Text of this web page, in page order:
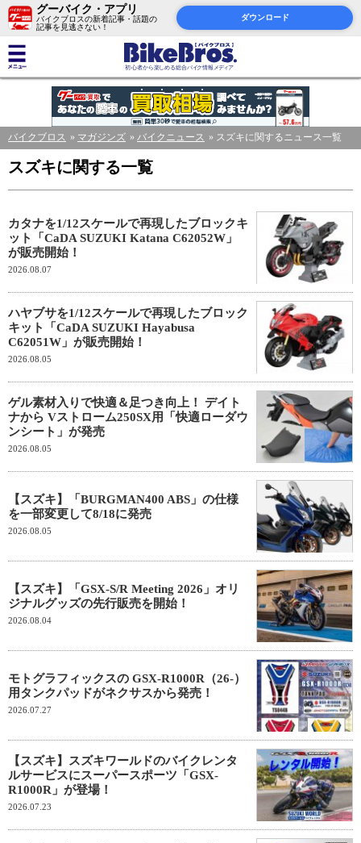
グーバイク・アプリ
バイクブロスの新着記事・話題の
記事を見逃さない！
ダウンロード
バイクブロス マガジンズ バイクニュース スズキに関するニュース一覧
スズキに関する一覧
カタナを1/12スケールで再現したブロックキ
ット「CaDA SUZUKI Katana C62052W」
が販売開始！
2026.08.07
ハヤブサを1/12スケールで再現したブロック
キット「CaDA SUZUKI Hayabusa
C62051W」が販売開始！
2026.08.05
ゲル素材入りで快適＆足つき向上！ デイト
ナから Vストローム250SX用「快適ローダウ
ンシート」が発売
2026.08.05
【スズキ】「BURGMAN400 ABS」の仕様
を一部変更して8/18に発売
2026.08.05
【スズキ】「GSX-S/R Meeting 2026」オリ
ジナルグッズの先行販売を開始！
2026.08.04
モトグラフィックスの GSX-R1000R（26-）
用タンクパッドがネクサスから発売！
2026.07.27
【スズキ】スズキワールドのバイクレンタ
ルサービスにスーパースポーツ「GSX-
R1000R」が登場！
2026.07.23